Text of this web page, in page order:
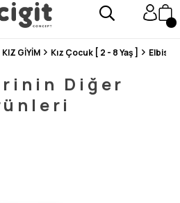
5 ÜZERİNDEN 4.8 PUAN ALDI ⭐⭐⭐⭐⭐
MÜŞTERİ ❤️ 10 MİLYON ÜRÜN
KIZ GİYİM Kız Çocuk [ 2 - 8 Yaş ] Elbise
Diğer